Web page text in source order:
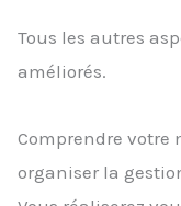
Tous les autres
améliorés.
Comprendre
organiser la